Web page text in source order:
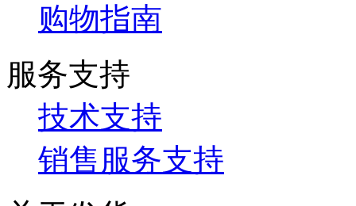
购物指南
服务支持
技术支持
销售服务支持